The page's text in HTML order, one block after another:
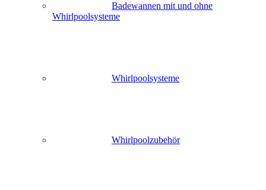
Badewannen mit und ohne
Whirlpoolsysteme
Whirlpoolsysteme
Whirlpoolzubehör